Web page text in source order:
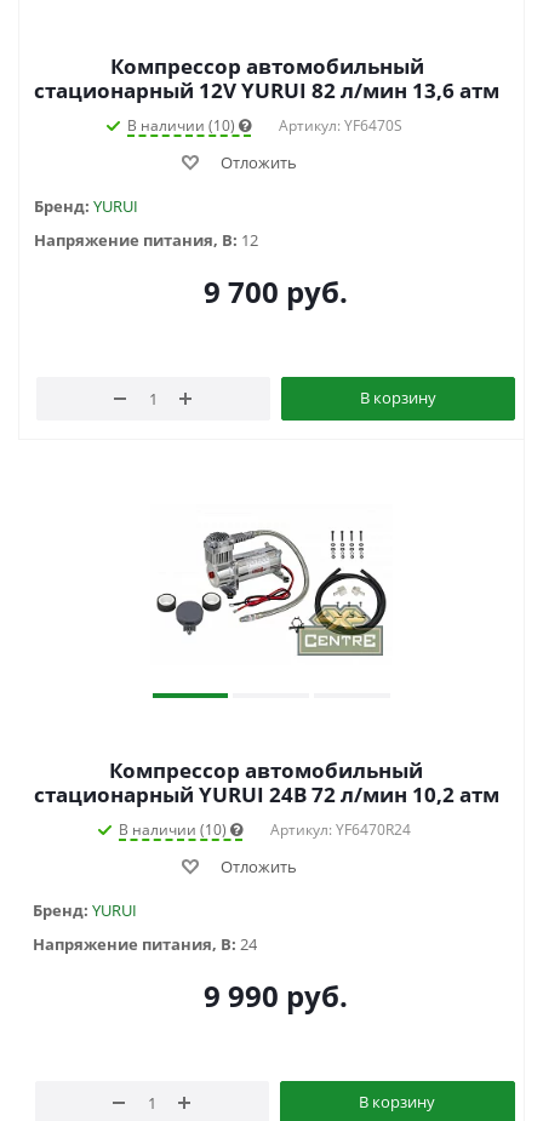
Компрессор автомобильный
стационарный 12V YURUI 82 л/мин 13,6 атм
В наличии (10) Артикул: YF6470S
Отложить
Бренд: YURUI
Напряжение питания, В: 12
9 700 руб.
В корзину
Компрессор автомобильный
стационарный YURUI 24В 72 л/мин 10,2 атм
В наличии (10) Артикул: YF6470R24
Отложить
Бренд: YURUI
Напряжение питания, В: 24
9 990 руб.
В корзину